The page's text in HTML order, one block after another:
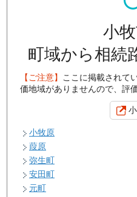
小
町域から相続
【ご注意】 ここに掲載されて
価地域がありませんので、評
小牧原
葭原
弥生町
安田町
元町